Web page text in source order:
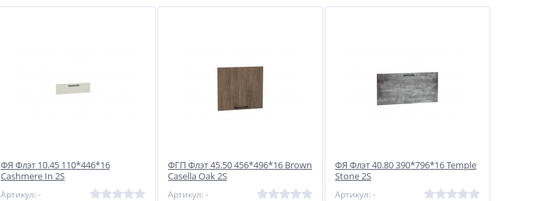
ФЯ Флэт 10.45 110*446*16
Cashmere In 2S
Артикул: -
ФГП Флэт 45.50 456*496*16 Brown
Casella Oak 2S
Артикул: -
ФЯ Флэт 40.80 390*796*16 Temple
Stone 2S
Артикул: -